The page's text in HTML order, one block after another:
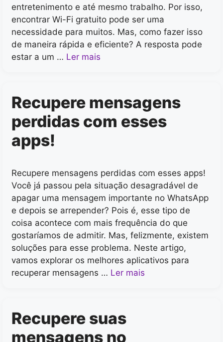
entretenimento e até mesmo trabalho. Por isso,
encontrar Wi-Fi gratuito pode ser uma
necessidade para muitos. Mas, como fazer isso
de maneira rápida e eficiente? A resposta pode
estar a um … Ler mais
Recupere mensagens
perdidas com esses
apps!
Recupere mensagens perdidas com esses apps!
Você já passou pela situação desagradável de
apagar uma mensagem importante no WhatsApp
e depois se arrepender? Pois é, esse tipo de
coisa acontece com mais frequência do que
gostaríamos de admitir. Mas, felizmente, existem
soluções para esse problema. Neste artigo,
vamos explorar os melhores aplicativos para
recuperar mensagens … Ler mais
Recupere suas
mensagens no